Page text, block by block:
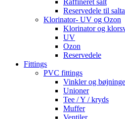
Raffineret salt
Reservedele til
Klorinator- UV og Ozon
Klorinator og
UV
Ozon
Reservedele
Fittings
PVC fittings
Vinkler og
Unioner
Tee / Y / kryds
Muffer
Ventiler